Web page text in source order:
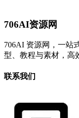
706AI资源网
706AI 资源网，一站
型、教程与素材，高
联系我们